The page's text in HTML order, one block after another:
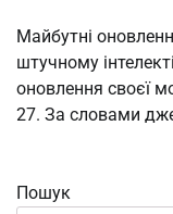
Майбутні
штучному
оновлення своєї
27. За словами
Пошук